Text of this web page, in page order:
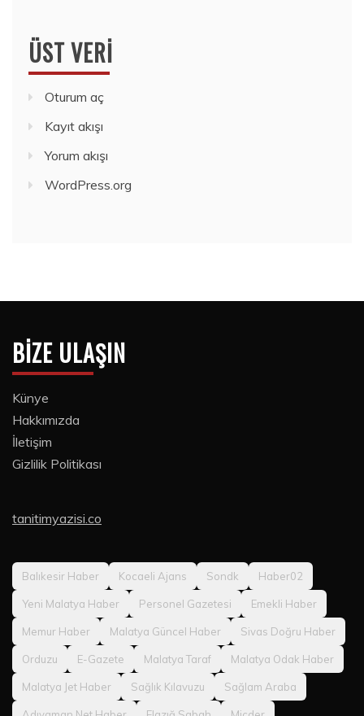
ÜST VERI
Oturum aç
Kayıt akışı
Yorum akışı
WordPress.org
BIZE ULAŞIN
Künye
Hakkımızda
İletişim
Gizlilik Politikası
tanitimyazisi.co
Balıkesir Haber Kocaeli Ajans Sondk Haber02
Yeni Malatya Haber Personel Gazetesi Emekli Haber
Memur Haber Malatya Güncel Haber Sivas Doğru Haber
Orduzu E-Gazete Malatya Taraf Malatya Odak Haber
Malatya Jet Haber Sağlık Kılavuzu Sağlam Araba